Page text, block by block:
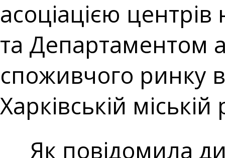
асоціацією
та Департаментом
споживчого ринку
Харківській міській
Як повідомила